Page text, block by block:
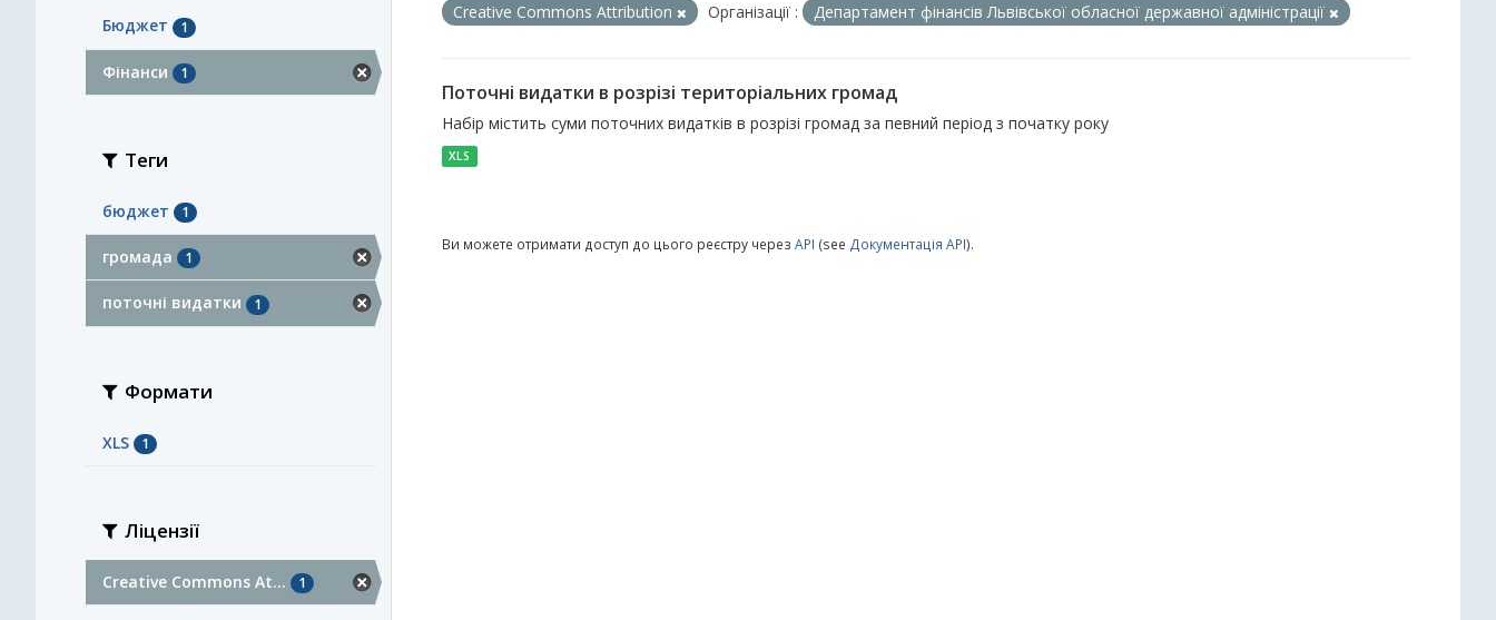
Бюджет 1
Фінанси 1
Теги
бюджет 1
громада 1
поточні видатки 1
Формати
XLS 1
Ліцензії
Creative Commons At... 1
Creative Commons Attribution
Організації : Департамент фінансів Львівської обласної державної адміністрації
Поточні видатки в розрізі територіальних громад
Набір містить суми поточних видатків в розрізі громад за певний період з початку року
XLS
Ви можете отримати доступ до цього реєстру через API (see Документація API).